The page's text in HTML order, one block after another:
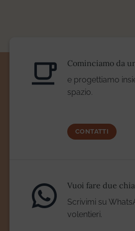
Cominciamo da
e progettiamo
spazio.
CONTATTI
Vuoi fare due
Scrivimi su
volentieri.